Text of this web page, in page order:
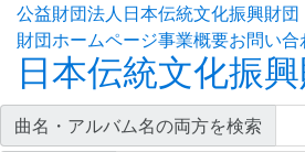
公益財団法人日本伝統文化振興財団
財団ホームページ事業概要お問い合
日本伝統文化振
曲名・アルバム名の両方を検索